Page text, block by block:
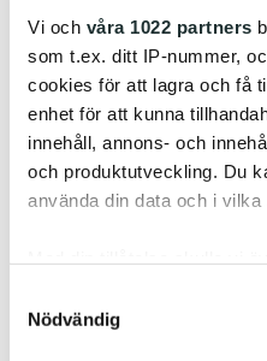
Vi och våra 1022 partners
som t.ex. ditt IP-nummer,
cookies för att lagra och få
enhet för att kunna
innehåll, annons- och
och produktutveckling. Du
använda din data och i vilka
som kan ha en
Nödvändig